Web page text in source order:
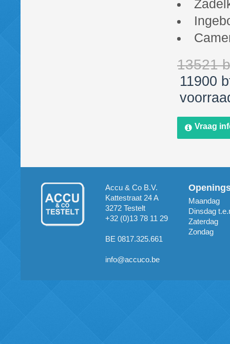
13521
11900
Vraag
Accu & Co B.V.
Kattestraat 24 A
3272 Testelt
+32 (0)13 78 11 29
BE 0817.325.661
info@accuco.be
Maandag
Dinsdag
Zaterdag
Zondag